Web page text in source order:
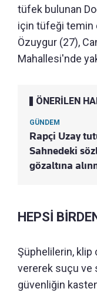
tüfek bulunan
için tüfeği temin
Özuygur (27),
Mahallesi'nde
ÖNERİLEN
GÜNDEM
Rapçi Uzay
Sahnedeki
gözaltına
HEPSİ
Şüphelilerin,
vererek suçu ve
güvenliğin